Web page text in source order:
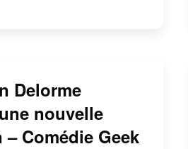
Delorme
nouvelle
Comédie Geek